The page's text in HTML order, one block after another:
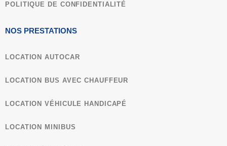
POLITIQUE DE CONFIDENTIALITÉ
NOS PRESTATIONS
LOCATION AUTOCAR
LOCATION BUS AVEC CHAUFFEUR
LOCATION VÉHICULE HANDICAPÉ
LOCATION MINIBUS